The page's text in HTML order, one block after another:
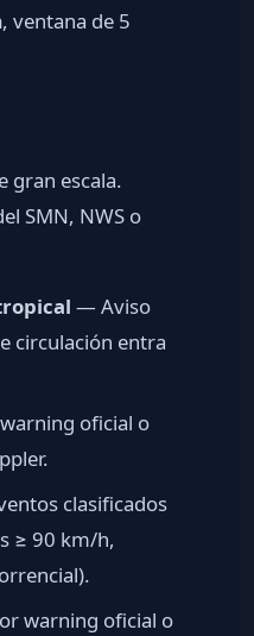
, ventana de 5
gran escala.
SMN, NWS o
— Aviso
circulación entra
oficial o
clasificados
≥ 90 km/h,
warning oficial o